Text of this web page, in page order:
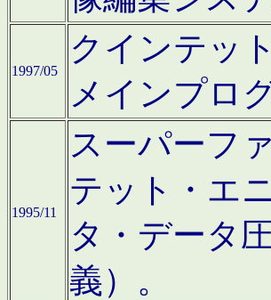
1997/05
クインテッ
メインプロ
1995/11
スーパーフ
テット・エ
タ・データ
義）。